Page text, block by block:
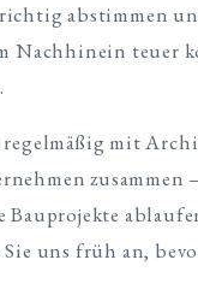
abstimmen
Nachhinein teuer
mit
Bauprojekte
uns früh an,